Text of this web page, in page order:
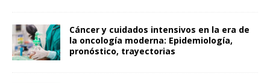
Cáncer y cuidados intensivos en la era de
la oncología moderna: Epidemiología,
pronóstico, trayectorias